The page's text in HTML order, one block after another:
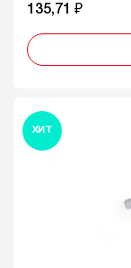
135,71 ₽
ХИТ